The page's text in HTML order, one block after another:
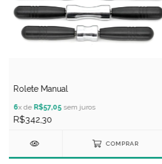
Rolete Manual
6x de R$57,05sem juros
R$342,30
COMPRAR